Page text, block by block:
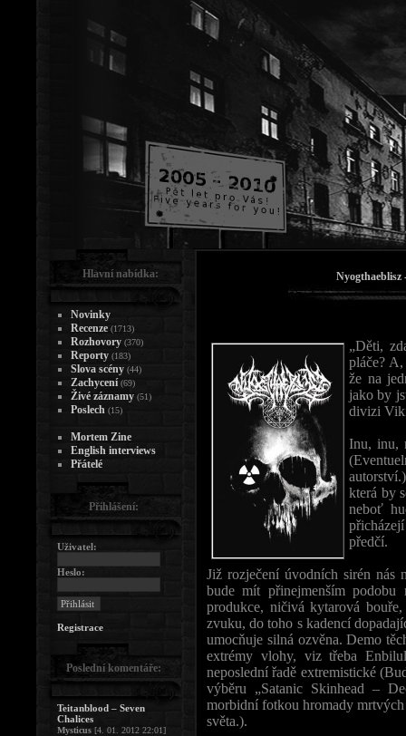
„Děti,
pláče?
že na
jako by
divizi
Inu, inu,
která by
neboť
předčí.
Již rozječení úvodních sirén nás
bude mít přinejmenším
produkce, ničivá kytarová
zvuku, do toho s kadencí
umocňuje silná ozvěna. Demo
extrémy vlohy, viz třeba
neposlední řadě extremistické
výběru „Satanic Skinhead –
morbidní fotkou hromady
světa.).
Hlavní nabídka:
Novinky
Recenze (1713)
Rozhovory (370)
Reporty (183)
Slova scény (44)
Zachycení (69)
Živé záznamy (51)
Poslech (15)
Mortem Zine
English interviews
Přátelé
Přihlášení:
Uživatel:
Heslo:
Registrace
Poslední komentáře:
Teitanblood – Seven
Chalices
Mysticus [4. 01. 2012 22:01]